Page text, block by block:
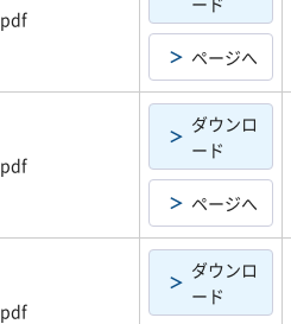
pdf
ページへ
pdf
ダウンロ
ード
ページへ
pdf
ダウンロ
ード